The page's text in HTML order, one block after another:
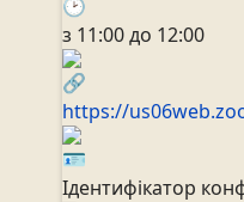
з 11:00 до 12:00
https://
Ідентифікатор